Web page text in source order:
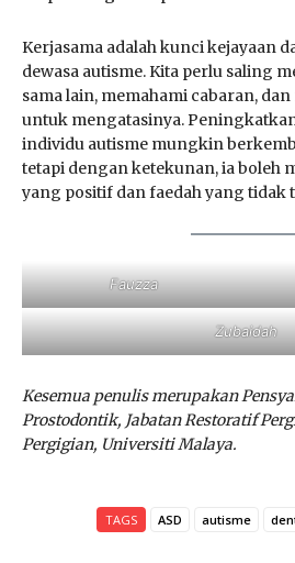
Kerjasama adalah kunci kejayaan
dewasa autisme. Kita perlu saling
sama lain, memahami cabaran,
untuk mengatasinya.
individu autisme mungkin
tetapi dengan ketekunan, ia boleh
yang positif dan faedah yang tidak
Fauzza
Zubaidah
Kesemua penulis merupakan
Prostodontik, Jabatan Restoratif
Pergigian, Universiti Malaya.
TAGS ASD autisme